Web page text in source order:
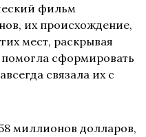
фильм
их происхождение,
мест, раскрывая
сформировать
связала их с
миллионов долларов,